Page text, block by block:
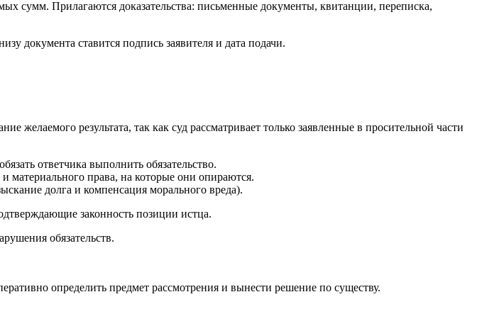
сумм. Прилагаются доказательства: письменные документы, квитанции, переписка,
документа ставится подпись заявителя и дата подачи.
результата, так как суд рассматривает только заявленные в просительной части
ответчика выполнить обязательство.
материального права, на которые они опираются.
долга и компенсация морального вреда).
законность позиции истца.
обязательств.
определить предмет рассмотрения и вынести решение по существу.